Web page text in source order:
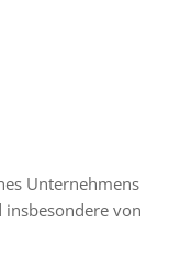
Unternehmens
insbesondere von